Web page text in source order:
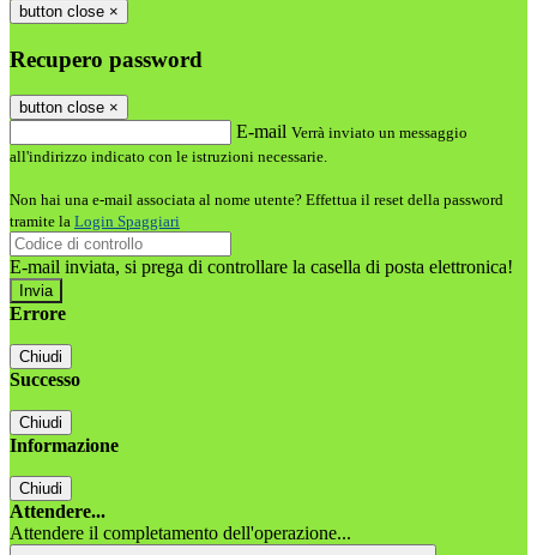
button close ×
Recupero password
button close ×
E-mail Verrà inviato un messaggio
all'indirizzo indicato con le istruzioni necessarie.
Non hai una e-mail associata al nome utente? Effettua il reset della password
tramite la Login Spaggiari
E-mail inviata, si prega di controllare la casella di posta elettronica!
Errore
Chiudi
Successo
Chiudi
Informazione
Chiudi
Attendere...
Attendere il completamento dell'operazione...